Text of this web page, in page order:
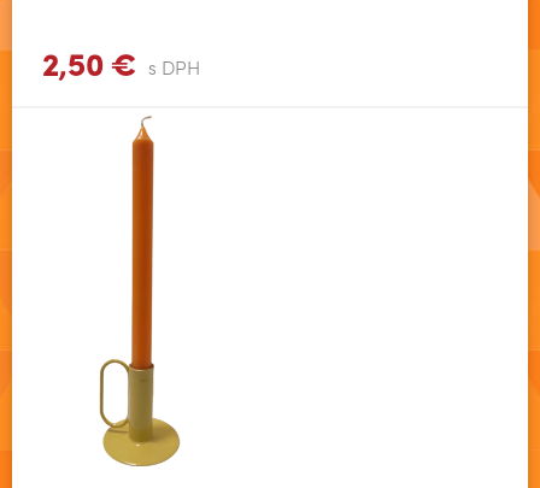
2,50 € s DPHZobraziť viac